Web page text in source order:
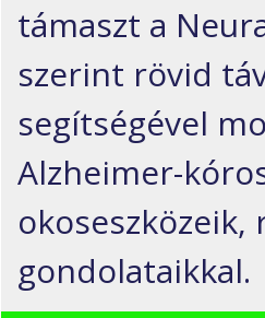
támaszt a
szerint rövid
segítségével
Alzheimer-
gondolataikkal.